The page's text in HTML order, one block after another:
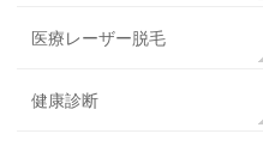
医療レーザー脱毛
健康診断